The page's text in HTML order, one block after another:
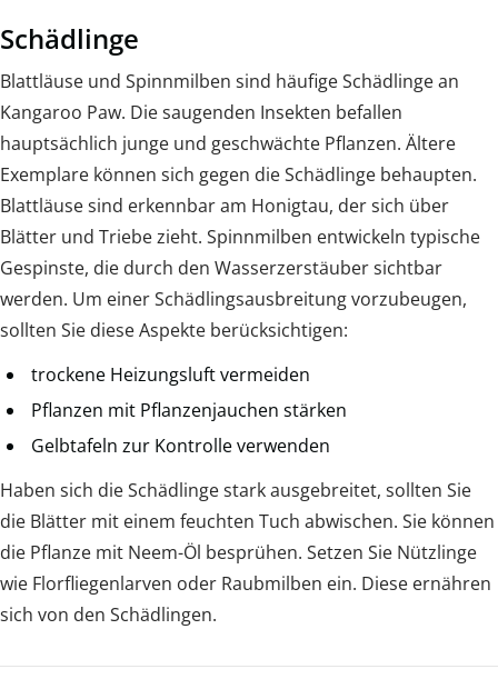
Schädlinge
Blattläuse und Spinnmilben sind häufige Schädlinge an
Kangaroo Paw. Die saugenden Insekten befallen
hauptsächlich junge und geschwächte Pflanzen. Ältere
Exemplare können sich gegen die Schädlinge behaupten.
Blattläuse sind erkennbar am Honigtau, der sich über
Blätter und Triebe zieht. Spinnmilben entwickeln typische
Gespinste, die durch den Wasserzerstäuber sichtbar
werden. Um einer Schädlingsausbreitung vorzubeugen,
sollten Sie diese Aspekte berücksichtigen:
trockene Heizungsluft vermeiden
Pflanzen mit Pflanzenjauchen stärken
Gelbtafeln zur Kontrolle verwenden
Haben sich die Schädlinge stark ausgebreitet, sollten Sie
die Blätter mit einem feuchten Tuch abwischen. Sie können
die Pflanze mit Neem-Öl besprühen. Setzen Sie Nützlinge
wie Florfliegenlarven oder Raubmilben ein. Diese ernähren
sich von den Schädlingen.